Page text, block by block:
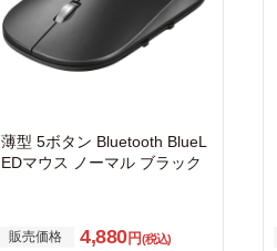
薄型 5ボタン Bluetooth BlueL
EDマウス ノーマル ブラック
販売価格 4,880円(税込)